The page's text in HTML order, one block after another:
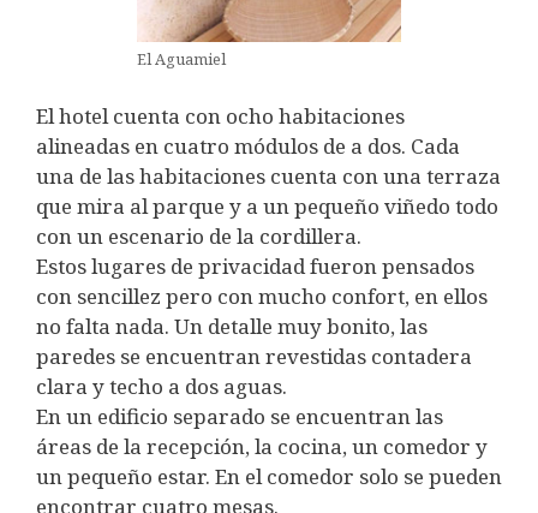
El Aguamiel
El hotel cuenta con ocho habitaciones
alineadas en cuatro módulos de a dos. Cada
una de las habitaciones cuenta con una terraza
que mira al parque y a un pequeño viñedo todo
con un escenario de la cordillera.
Estos lugares de privacidad fueron pensados
con sencillez pero con mucho confort, en ellos
no falta nada. Un detalle muy bonito, las
paredes se encuentran revestidas contadera
clara y techo a dos aguas.
En un edificio separado se encuentran las
áreas de la recepción, la cocina, un comedor y
un pequeño estar. En el comedor solo se pueden
encontrar cuatro mesas.